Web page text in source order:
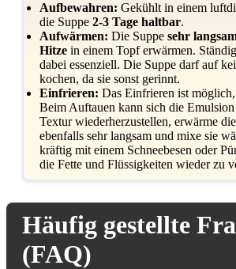
Aufbewahren: Gekühlt in einem
die Suppe 2-3 Tage haltbar.
Aufwärmen: Die Suppe sehr
Hitze in einem Topf erwärmen.
dabei essenziell. Die Suppe darf auf
kochen, da sie sonst gerinnt.
Einfrieren: Das Einfrieren ist
Beim Auftauen kann sich die
Textur wiederherzustellen, erwärme
ebenfalls sehr langsam und mixe sie
kräftig mit einem Schneebesen oder
die Fette und Flüssigkeiten wieder zu
Häufig gestellte
(FAQ)